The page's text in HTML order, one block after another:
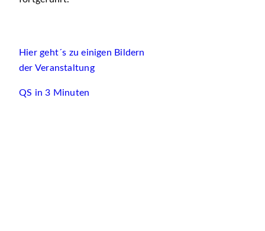
Hier geht´s zu einigen Bildern
der Veranstaltung
QS in 3 Minuten